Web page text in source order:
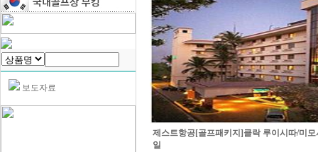
보도자료
제스트항공[골프패키지]클락 루이시따/미모
일